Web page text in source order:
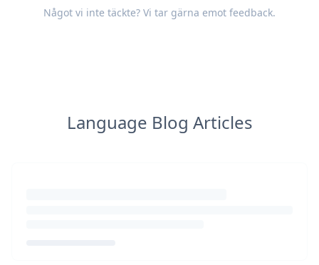
Något vi inte täckte? Vi tar gärna emot feedback.
Language Blog Articles